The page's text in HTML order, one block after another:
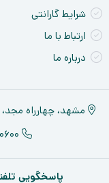
شرایط گارانتی
ارتباط با ما
درباره ما
مشهد، چهارراه مجد،
پاسخگویی